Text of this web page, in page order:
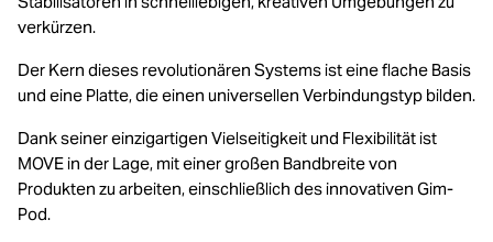
verkürzen.
Der Kern dieses revolutionären Systems ist eine flache Basis
und eine Platte, die einen universellen Verbindungstyp bilden.
Dank seiner einzigartigen Vielseitigkeit und Flexibilität ist
MOVE in der Lage, mit einer großen Bandbreite von
Produkten zu arbeiten, einschließlich des innovativen Gim-
Pod.